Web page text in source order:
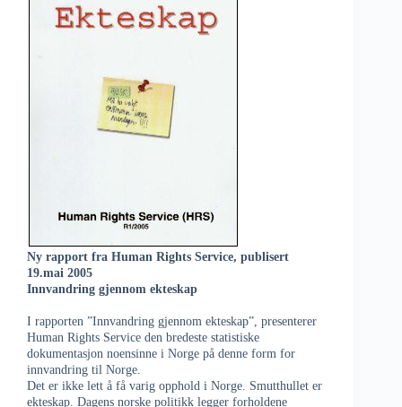
Ny rapport fra Human Rights Service, publisert
19.mai 2005
Innvandring gjennom ekteskap
I rapporten ”Innvandring gjennom ekteskap”, presenterer
Human Rights Service den bredeste statistiske
dokumentasjon noensinne i Norge på denne form for
innvandring til Norge.
Det er ikke lett å få varig opphold i Norge. Smutthullet er
ekteskap. Dagens norske politikk legger forholdene